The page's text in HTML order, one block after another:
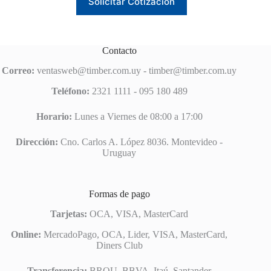
producto
tiene
Las
se
elegir
página
producto
Contacto
Correo: ventasweb@timber.com.uy -timber@timber.com.uy
Teléfono: 2321 1111 - 095 180 489
Horario: Lunes a Viernes de 08:00 a 17:00
Dirección: Cno. Carlos A. López 8036. Montevideo -
Uruguay
Formas de pago
Tarjetas: OCA, VISA, MasterCard
Online: MercadoPago, OCA, Lider, VISA, MasterCard,
Diners Club